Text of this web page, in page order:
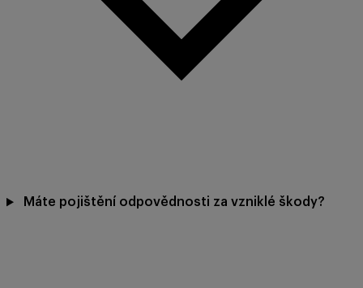
Máte pojištění odpovědnosti za vzniklé škody?